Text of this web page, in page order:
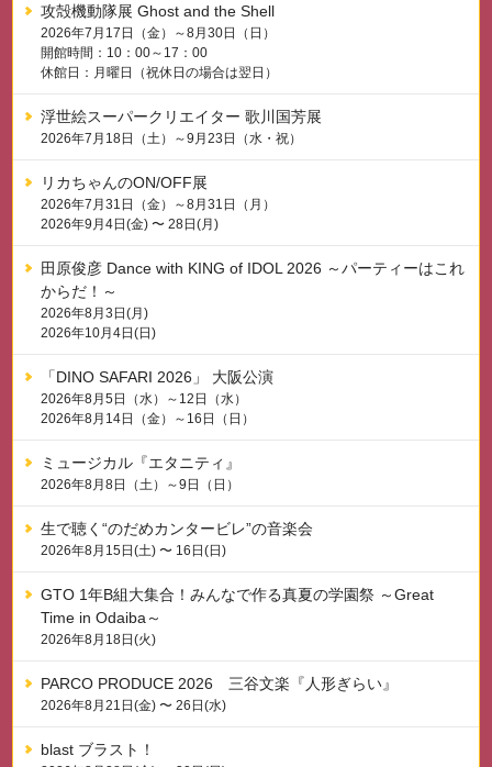
攻殻機動隊展 Ghost and the Shell
2026年7月17日（金）～8月30日（日）
開館時間：10：00～17：00
休館日：月曜日（祝休日の場合は翌日）
浮世絵スーパークリエイター 歌川国芳展
2026年7月18日（土）～9月23日（水・祝）
リカちゃんのON/OFF展
2026年7月31日（金）～8月31日（月）
2026年9月4日(金) 〜 28日(月)
田原俊彦 Dance with KING of IDOL 2026 ～パーティーはこれ
からだ！～
2026年8月3日(月)
2026年10月4日(日)
「DINO SAFARI 2026」 大阪公演
2026年8月5日（水）～12日（水）
2026年8月14日（金）～16日（日）
ミュージカル『エタニティ』
2026年8月8日（土）～9日（日）
生で聴く“のだめカンタービレ”の音楽会
2026年8月15日(土) 〜 16日(日)
GTO 1年B組大集合！みんなで作る真夏の学園祭 ～Great
Time in Odaiba～
2026年8月18日(火)
PARCO PRODUCE 2026 三谷文楽『人形ぎらい』
2026年8月21日(金) 〜 26日(水)
blast ブラスト！